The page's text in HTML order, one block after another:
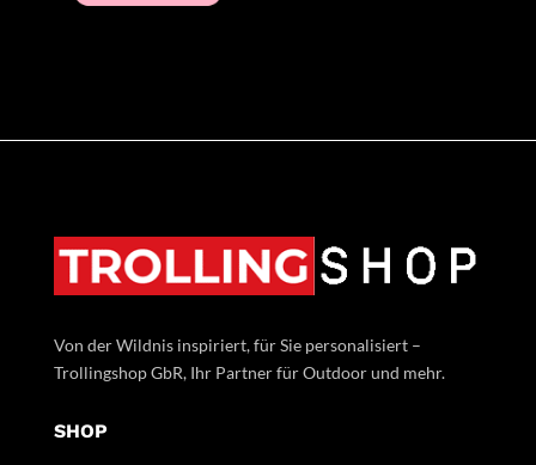
Von der Wildnis inspiriert, für Sie personalisiert –
Trollingshop GbR, Ihr Partner für Outdoor und mehr.
SHOP